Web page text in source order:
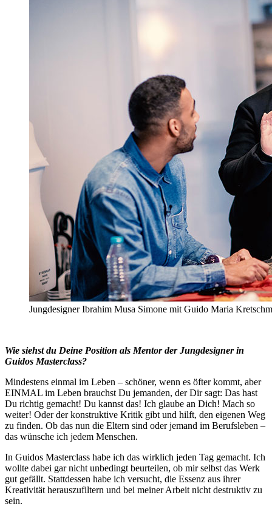
Jungdesigner Ibrahim Musa Simone mit Guido Maria
Wie siehst du Deine Position als Mentor der Jungdesigner in
Guidos Masterclass?
Mindestens einmal im Leben – schöner, wenn es öfter kommt, aber
EINMAL im Leben brauchst Du jemanden, der Dir sagt: Das hast
Du richtig gemacht! Du kannst das! Ich glaube an Dich! Mach so
weiter! Oder der konstruktive Kritik gibt und hilft, den eigenen Weg
zu finden. Ob das nun die Eltern sind oder jemand im Berufsleben –
das wünsche ich jedem Menschen.
In Guidos Masterclass habe ich das wirklich jeden Tag gemacht. Ich
wollte dabei gar nicht unbedingt beurteilen, ob mir selbst das Werk
gut gefällt. Stattdessen habe ich versucht, die Essenz aus ihrer
Kreativität herauszufiltern und bei meiner Arbeit nicht destruktiv zu
sein.